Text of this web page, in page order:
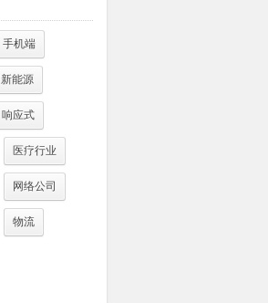
手机端
新能源
响应式
医疗行业
网络公司
物流